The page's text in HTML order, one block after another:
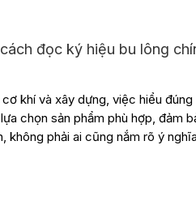
đọc ký hiệu bu lông
khí và xây dựng, việc hiểu
chọn sản phẩm phù hợp, đảm
không phải ai cũng nắm rõ ý